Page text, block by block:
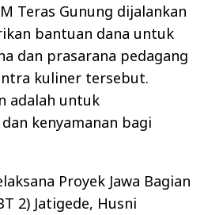
Teras Gunung dijalankan
bantuan dana untuk
dan prasarana pedagang
kuliner tersebut.
adalah untuk
kenyamanan bagi
Proyek Jawa Bagian
2) Jatigede, Husni